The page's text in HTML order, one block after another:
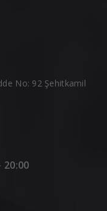
No: 92 Şehitkamil
20:00